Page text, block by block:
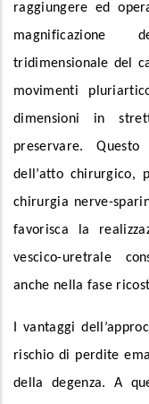
raggiungere ed
magnificazione
tridimensionale del
movimenti
dimensioni in
preservare.
dell’atto chirurgico,
chirurgia nerve-
favorisca la
vescico-uretrale
anche nella fase
I vantaggi
rischio di perdite
della degenza. A